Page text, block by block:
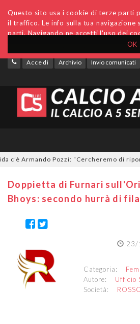
OK
Questo sito usa i cookie di terze parti
il traffico. Le info sulla tua navigazione
parti. Navigando ne accetti l'uso dei
Accedi Archivio Invio comunicati
Armando Pozzi: “Cercheremo di
Doppietta di Furnari
Bhoys: secondo hurrà di
23/
Categoria:
Autore: Ufficio
Società: